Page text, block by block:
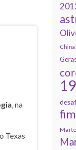
, na
Texas
China
19
Marte